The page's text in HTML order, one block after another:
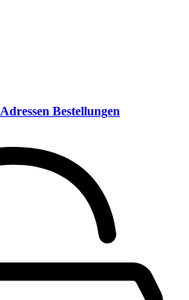
Adressen Bestellungen